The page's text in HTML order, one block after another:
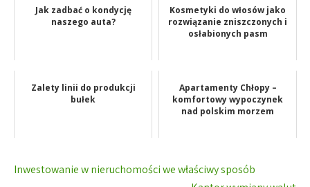
Jak zadbać o kondycję
naszego auta?
Kosmetyki do włosów jako
rozwiązanie zniszczonych i
osłabionych pasm
Zalety linii do produkcji
bułek
Apartamenty Chłopy –
komfortowy wypoczynek
nad polskim morzem
Nawigacja
Inwestowanie w nieruchomości we właściwy sposób